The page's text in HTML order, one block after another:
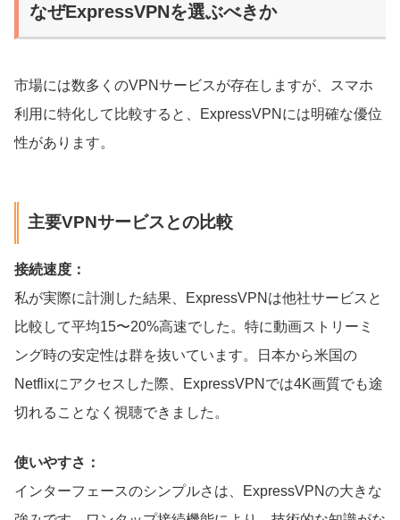
なぜExpressVPNを選ぶべきか
市場には数多くのVPNサービスが存在しますが、スマホ
利用に特化して比較すると、ExpressVPNには明確な優位
性があります。
主要VPNサービスとの比較
接続速度：
私が実際に計測した結果、ExpressVPNは他社サービスと
比較して平均15〜20%高速でした。特に動画ストリーミ
ング時の安定性は群を抜いています。日本から米国の
Netflixにアクセスした際、ExpressVPNでは4K画質でも途
切れることなく視聴できました。
使いやすさ：
インターフェースのシンプルさは、ExpressVPNの大きな